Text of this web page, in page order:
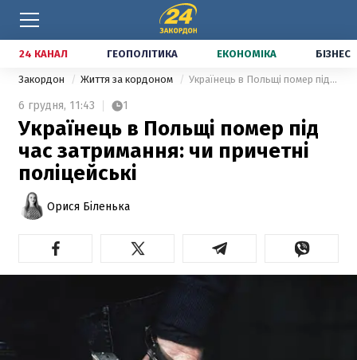
24 КАНАЛ ГЕОПОЛІТИКА ЕКОНОМІКА БІЗНЕС
Закордон Життя за кордоном Українець в Польщі помер під час затримання: чи причетні поліцейські
6 грудня, 11:43 1
Українець в Польщі помер під
час затримання: чи причетні
поліцейські
Орися Біленька